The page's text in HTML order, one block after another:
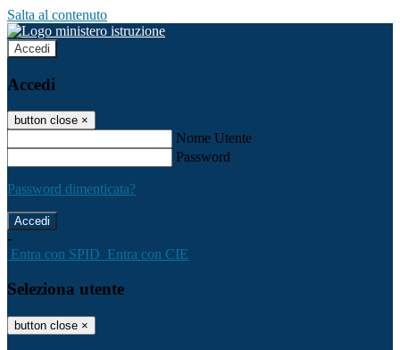
Salta al contenuto
Accedi
Accedi
button close ×
Nome Utente
Password
Password dimenticata?
-
Entra con SPID Entra con CIE
Seleziona utente
button close ×